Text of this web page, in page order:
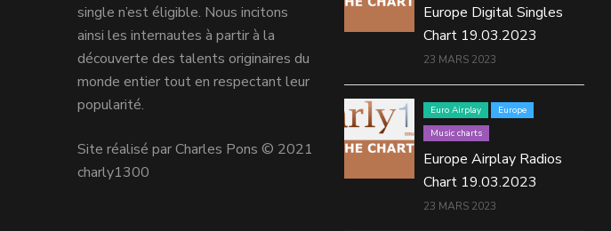
single n’est éligible. Nous incitons
ainsi les internautes à partir à la
découverte des talents originaires du
monde entier tout en respectant leur
popularité.
Site réalisé par Charles Pons © 2021
charly1300
Europe Digital Singles
Chart 19.03.2023
23 MARS 2023
Euro Airplay
Europe
Music charts
Europe Airplay Radios
Chart 19.03.2023
23 MARS 2023